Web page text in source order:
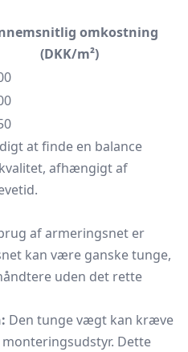
omkostning
(DKK/m²)
at finde en balance
afhængigt af
af armeringsnet er
kan være ganske tunge,
uden det rette
Den tunge vægt kan kræve
Dette